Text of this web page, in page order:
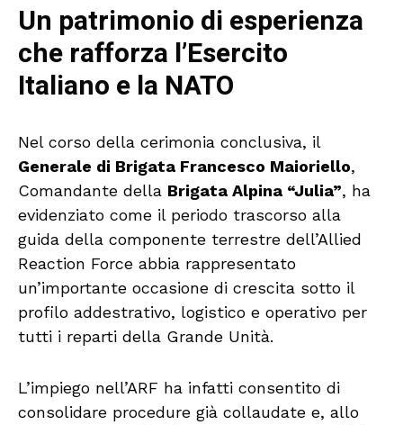
Un patrimonio di esperienza
che rafforza l’Esercito
Italiano e la NATO
Nel corso della cerimonia conclusiva, il
Generale di Brigata Francesco Maioriello,
Comandante della Brigata Alpina “Julia”, ha
evidenziato come il periodo trascorso alla
guida della componente terrestre dell’Allied
Reaction Force abbia rappresentato
un’importante occasione di crescita sotto il
profilo addestrativo, logistico e operativo per
tutti i reparti della Grande Unità.
L’impiego nell’ARF ha infatti consentito di
consolidare procedure già collaudate e, allo